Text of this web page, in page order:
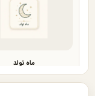
ماه تولد